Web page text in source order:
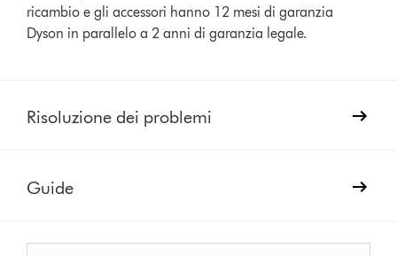
ricambio e gli accessori hanno 12 mesi di garanzia
Dyson in parallelo a 2 anni di garanzia legale.
Risoluzione dei problemi
Guide